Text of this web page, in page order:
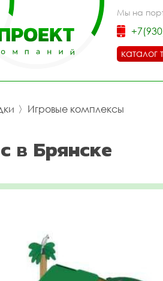
Мы на
каталог
〉 Игровые комплексы
в Брянске